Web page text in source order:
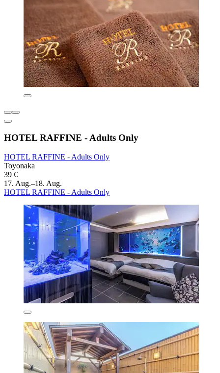
HOTEL RAFFINE - Adults Only
HOTEL RAFFINE - Adults Only
Toyonaka
39 €
17. Aug.–18. Aug.
HOTEL RAFFINE - Adults Only